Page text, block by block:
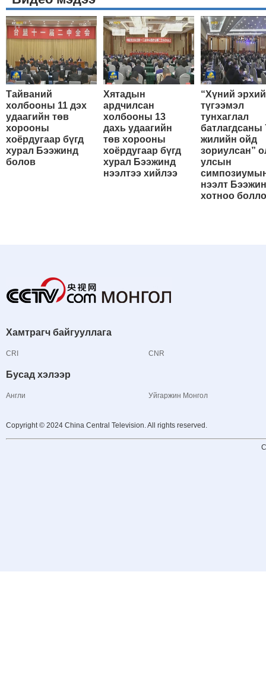
Тайваний
холбооны 11 дэх
удаагийн төв
хорооны
хоёрдугаар бүгд
хурал Бээжинд
болов
Хятадын
ардчилсан
холбооны 13
дахь удаагийн
төв хорооны
хоёрдугаар бүгд
хурал Бээжинд
нээлтээ хийлээ
“Хүний
түгээмэл
тунхаглал
батлагдсаны
жилийн ойд
зориулсан”
улсын
нээлт Бээжин
хотноо
Хамтрагч байгууллага
CRI CNR
Бусад хэлээр
Англи Уйгаржин Монгол
Copyright © 2024 China Central Television. All rights reserved.